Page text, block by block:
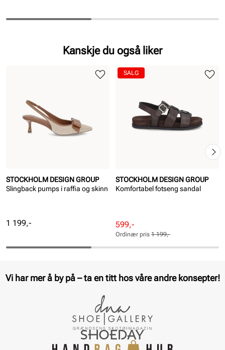
Kanskje du også liker
STOCKHOLM DESIGN GROUP
Slingback pumps i raffia og skinn
Pris
1 199,-
STOCKHOLM DESIGN GROUP
Komfortabel fotseng sandal
Rabattert
pris
Pris
599,-
Ordinær
pris
Pris
Ordinær pris 1 199,-
SALG
Vi har mer å by på – ta en titt hos våre andre konsepter!